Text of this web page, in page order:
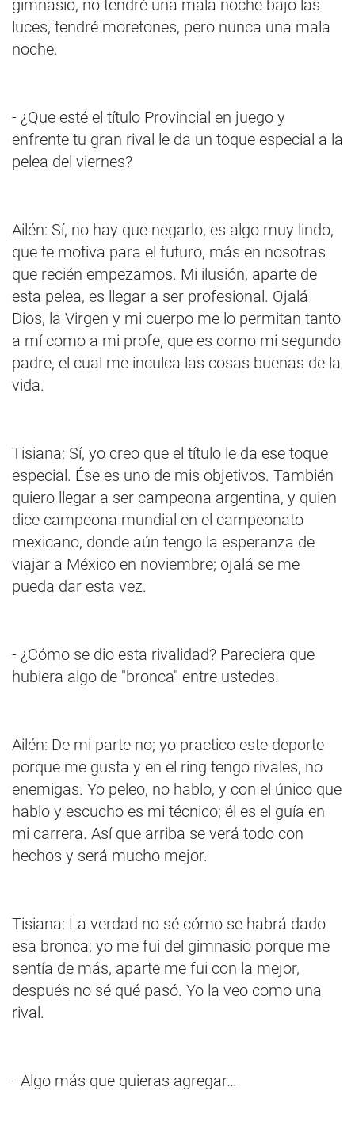
gimnasio, no tendré una mala noche bajo las
luces, tendré moretones, pero nunca una mala
noche.
- ¿Que esté el título Provincial en juego y
enfrente tu gran rival le da un toque especial a la
pelea del viernes?
Ailén: Sí, no hay que negarlo, es algo muy lindo,
que te motiva para el futuro, más en nosotras
que recién empezamos. Mi ilusión, aparte de
esta pelea, es llegar a ser profesional. Ojalá
Dios, la Virgen y mi cuerpo me lo permitan tanto
a mí como a mi profe, que es como mi segundo
padre, el cual me inculca las cosas buenas de la
vida.
Tisiana: Sí, yo creo que el título le da ese toque
especial. Ése es uno de mis objetivos. También
quiero llegar a ser campeona argentina, y quien
dice campeona mundial en el campeonato
mexicano, donde aún tengo la esperanza de
viajar a México en noviembre; ojalá se me
pueda dar esta vez.
- ¿Cómo se dio esta rivalidad? Pareciera que
hubiera algo de "bronca" entre ustedes.
Ailén: De mi parte no; yo practico este deporte
porque me gusta y en el ring tengo rivales, no
enemigas. Yo peleo, no hablo, y con el único que
hablo y escucho es mi técnico; él es el guía en
mi carrera. Así que arriba se verá todo con
hechos y será mucho mejor.
Tisiana: La verdad no sé cómo se habrá dado
esa bronca; yo me fui del gimnasio porque me
sentía de más, aparte me fui con la mejor,
después no sé qué pasó. Yo la veo como una
rival.
- Algo más que quieras agregar…